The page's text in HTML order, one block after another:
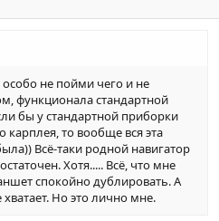
не пойми чего и не
функционала стандартной
бы у стандартной приборки
то вообще вся эта
Всё-таки родной навигатор
Хотя..... Всё, что мне
спокойно дублировать. А
Но это лично мне.